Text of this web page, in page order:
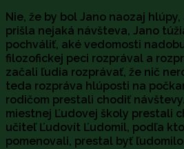
Nie, že by bol Jano naozaj
prišla nejaká návšteva, Jano
pochváliť, aké vedomosti
filozofickej peci rozprával a
začali ľudia rozprávať, že nič
teda rozpráva hlúposti na
rodičom prestali chodiť
miestnej Ľudovej školy prestali
učiteľ Ľudovít Ľudomil, podľa
pomenovali, prestal byť